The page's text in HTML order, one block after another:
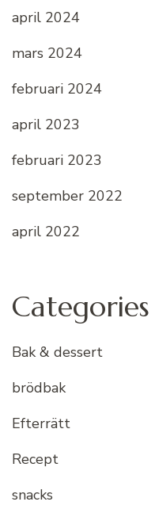
april 2024
mars 2024
februari 2024
april 2023
februari 2023
september 2022
april 2022
Categories
Bak & dessert
brödbak
Efterrätt
Recept
snacks